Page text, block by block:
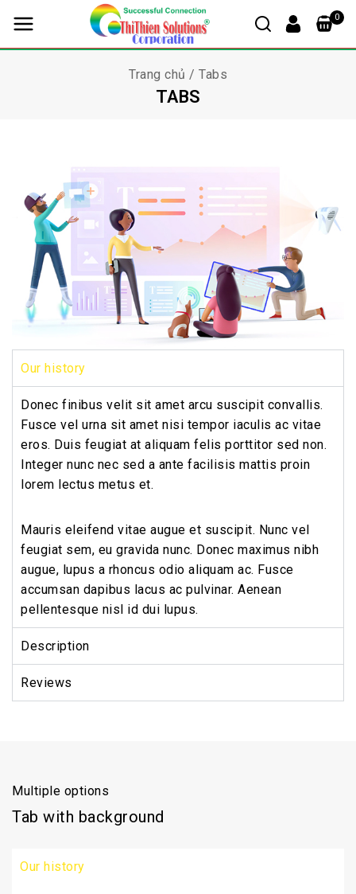
0
Trang chủ / Tabs
TABS
Our history
Donec finibus velit sit amet arcu suscipit convallis.
Fusce vel urna sit amet nisi tempor iaculis ac vitae
eros. Duis feugiat at aliquam felis porttitor sed non.
Integer nunc nec sed a ante facilisis mattis proin
lorem lectus metus et.
Mauris eleifend vitae augue et suscipit. Nunc vel
feugiat sem, eu gravida nunc. Donec maximus nibh
augue, lupus a rhoncus odio aliquam ac. Fusce
accumsan dapibus lacus ac pulvinar. Aenean
pellentesque nisl id dui lupus.
Description
Reviews
Multiple options
Tab with background
Our history